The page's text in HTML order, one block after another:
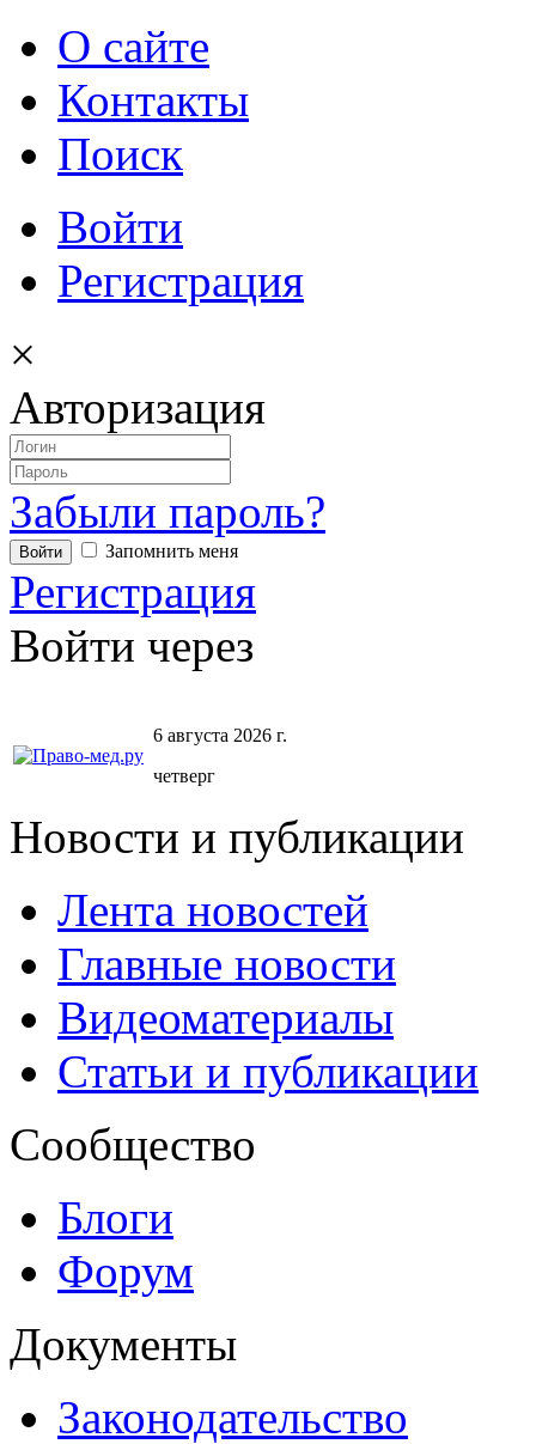
О сайте
Контакты
Поиск
Войти
Регистрация
×
Авторизация
Забыли пароль?
Запомнить меня
Регистрация
Войти через
6 августа 2026 г.
четверг
Новости и публикации
Лента новостей
Главные новости
Видеоматериалы
Статьи и публикации
Сообщество
Блоги
Форум
Документы
Законодательство